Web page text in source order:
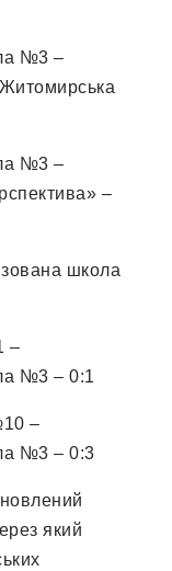
№3 –
№3 –
–
школа
–
№3 – 0:1
–
№3 – 0:3
який